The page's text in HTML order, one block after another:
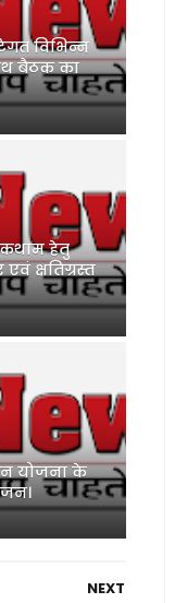
विभिन्न
बैठक का
हेतु
क्षतिग्रस्त
योजना के
NEXT